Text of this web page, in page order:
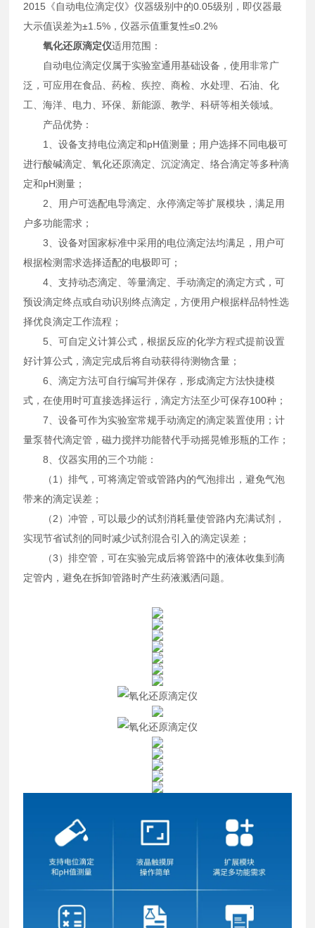
2015《自动电位滴定仪》仪器级别中的0.05级别，即仪器最
大示值误差为±1.5%，仪器示值重复性≤0.2%
氧化还原滴定仪适用范围：
自动电位滴定仪属于实验室通用基础设备，使用非常广
泛，可应用在食品、药检、疾控、商检、水处理、石油、化
工、海洋、电力、环保、新能源、教学、科研等相关领域。
产品优势：
1、设备支持电位滴定和pH值测量；用户选择不同电极可
进行酸碱滴定、氧化还原滴定、沉淀滴定、络合滴定等多种滴
定和pH测量；
2、用户可选配电导滴定、永停滴定等扩展模块，满足用
户多功能需求；
3、设备对国家标准中采用的电位滴定法均满足，用户可
根据检测需求选择适配的电极即可；
4、支持动态滴定、等量滴定、手动滴定的滴定方式，可
预设滴定终点或自动识别终点滴定，方便用户根据样品特性选
择优良滴定工作流程；
5、可自定义计算公式，根据反应的化学方程式提前设置
好计算公式，滴定完成后将自动获得待测物含量；
6、滴定方法可自行编写并保存，形成滴定方法快捷模
式，在使用时可直接选择运行，滴定方法至少可保存100种；
7、设备可作为实验室常规手动滴定的滴定装置使用；计
量泵替代滴定管，磁力搅拌功能替代手动摇晃锥形瓶的工作；
8、仪器实用的三个功能：
（1）排气，可将滴定管或管路内的气泡排出，避免气泡
带来的滴定误差；
（2）冲管，可以最少的试剂消耗量使管路内充满试剂，
实现节省试剂的同时减少试剂混合引入的滴定误差；
（3）排空管，可在实验完成后将管路中的液体收集到滴
定管内，避免在拆卸管路时产生药液溅洒问题。